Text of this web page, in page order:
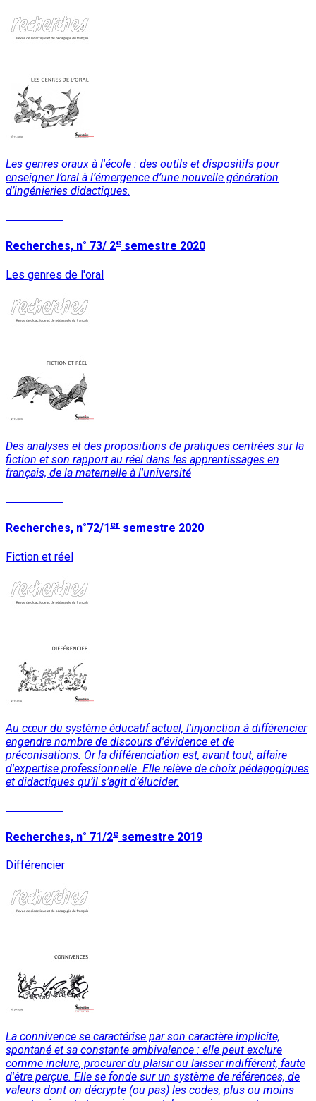
Les genres oraux à l'école : des outils et dispositifs pour
enseigner l’oral à l’émergence d’une nouvelle génération
d’ingénieries didactiques.
Recherches, n° 73/ 2e semestre 2020
Les genres de l'oral
Des analyses et des propositions de pratiques centrées sur la
fiction et son rapport au réel dans les apprentissages en
français, de la maternelle à l'université
Recherches, n°72/1 er semestre 2020
Fiction et réel
Au cœur du système éducatif actuel, l'injonction à différencier
engendre nombre de discours d'évidence et de
préconisations. Or la différenciation est, avant tout, affaire
d'expertise professionnelle. Elle relève de choix pédagogiques
et didactiques qu’il s’agit d’élucider.
Recherches, n° 71/2e semestre 2019
Différencier
La connivence se caractérise par son caractère implicite,
spontané et sa constante ambivalence : elle peut exclure
comme inclure, procurer du plaisir ou laisser indifférent, faute
d'être perçue. Elle se fonde sur un système de références, de
valeurs dont on décrypte (ou pas) les codes, plus ou moins